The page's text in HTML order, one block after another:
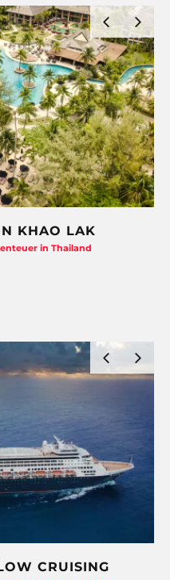
HAYMAN ISLAND –
Beton-Beauty am
ZDF